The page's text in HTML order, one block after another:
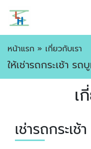
หน้าแรก » เกี่ยวกับเรา
ให้เช่ารถกระเช้า ร
เ
เช่ารถกระเช้